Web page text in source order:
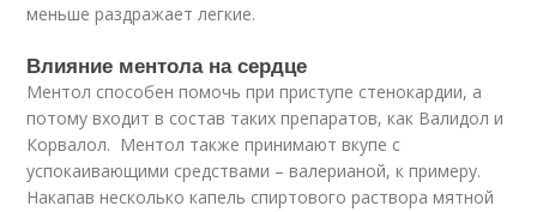
меньше раздражает легкие.
Влияние ментола на сердце
Ментол способен помочь при приступе стенокардии, а
потому входит в состав таких препаратов, как Валидол и
Корвалол. Ментол также принимают вкупе с
успокаивающими средствами – валерианой, к примеру.
Накапав несколько капель спиртового раствора мятной